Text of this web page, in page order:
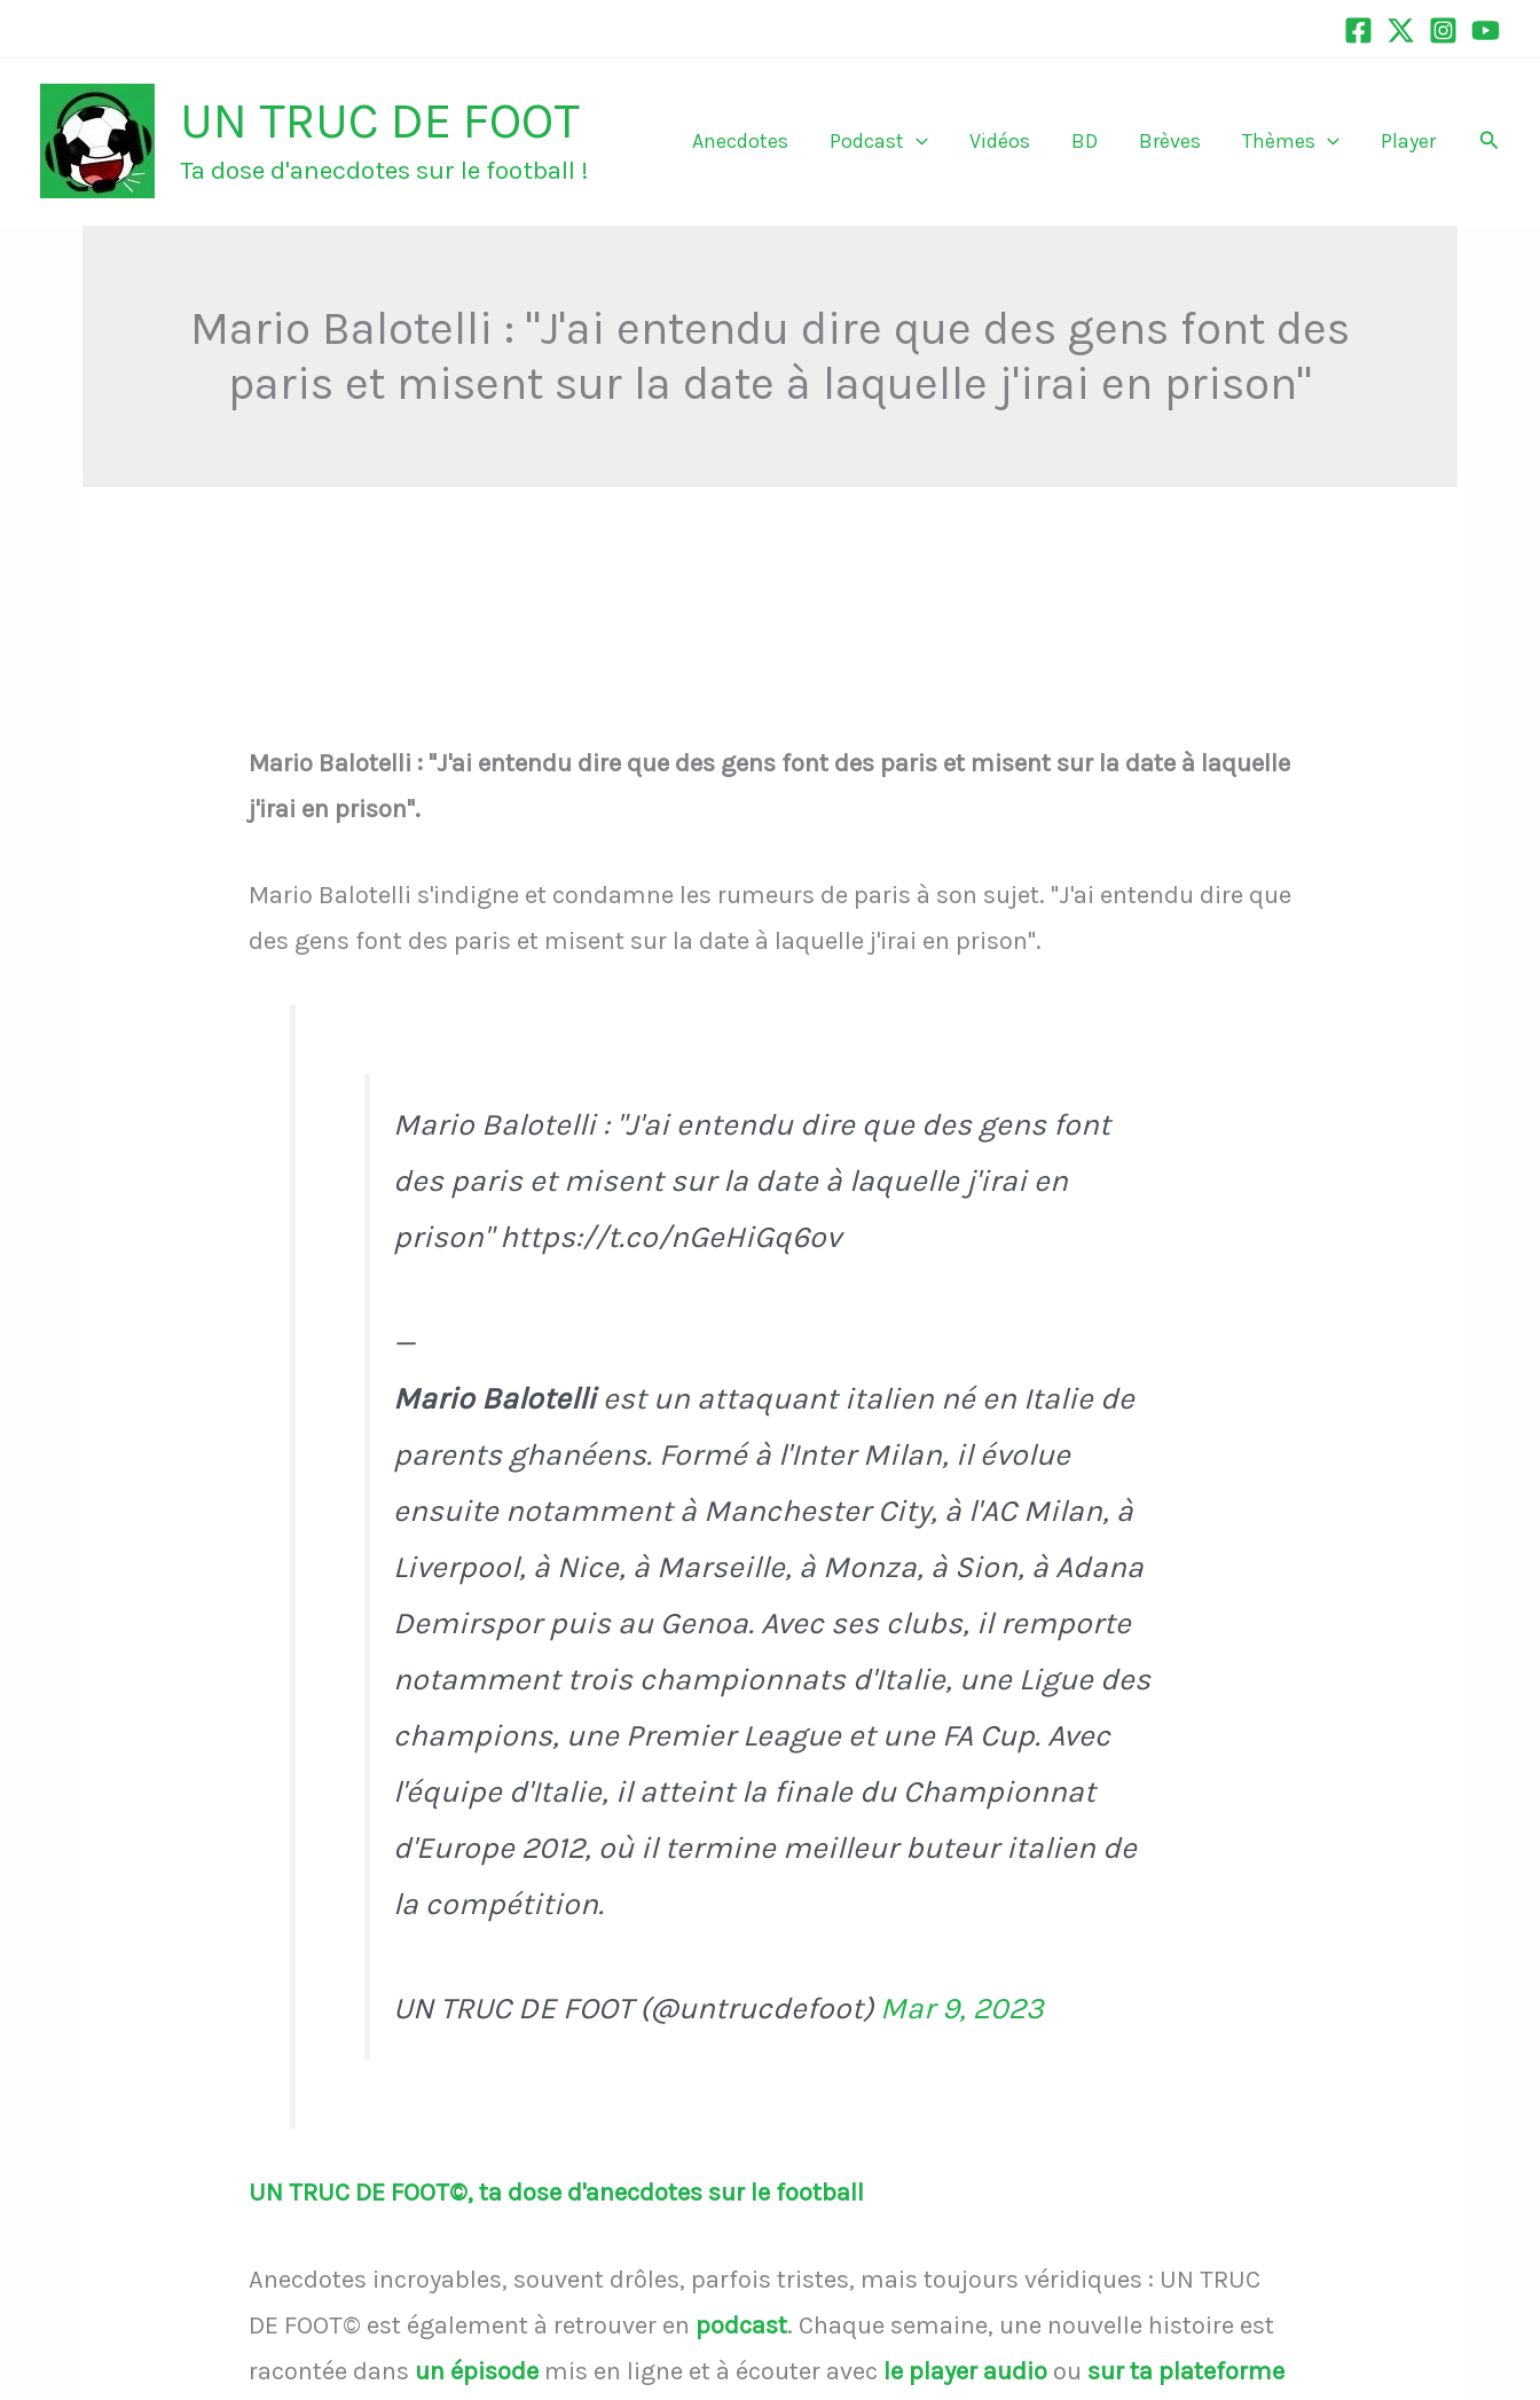
contenu
UN TRUC DE FOOT
Ta dose d'anecdotes sur le football !
Anecdotes Podcast Vidéos BD Brèves Thèmes Player
Mario Balotelli : "J'ai entendu dire que des gens font des
paris et misent sur la date à laquelle j'irai en prison"
Mario Balotelli : "J'ai entendu dire que des gens font des paris et misent sur la date à laquelle
j'irai en prison".
Mario Balotelli s'indigne et condamne les rumeurs de paris à son sujet. "J'ai entendu dire que
des gens font des paris et misent sur la date à laquelle j'irai en prison".
Mario Balotelli : "J'ai entendu dire que des gens font
des paris et misent sur la date à laquelle j'irai en
prison" https://t.co/nGeHiGq6ov
—
Mario Balotelliest un attaquant italien né en Italie de
parents ghanéens. Formé à l'Inter Milan, il évolue
ensuite notamment à Manchester City, à l'AC Milan, à
Liverpool, à Nice, à Marseille, à Monza, à Sion, à Adana
Demirspor puis au Genoa. Avec ses clubs, il remporte
notamment trois championnats d'Italie, une Ligue des
champions, une Premier League et une FA Cup. Avec
l'équipe d'Italie, il atteint la finale du Championnat
d'Europe 2012, où il termine meilleur buteur italien de
la compétition.
UN TRUC DE FOOT (@untrucdefoot) Mar 9, 2023
UN TRUC DE FOOT©, ta dose d'anecdotes sur le football
Anecdotes incroyables, souvent drôles, parfois tristes, mais toujours véridiques : UN TRUC
DE FOOT© est également à retrouver en podcast. Chaque semaine, une nouvelle histoire est
racontée dans un épisode mis en ligne et à écouter avec le player audio ou sur ta plateforme